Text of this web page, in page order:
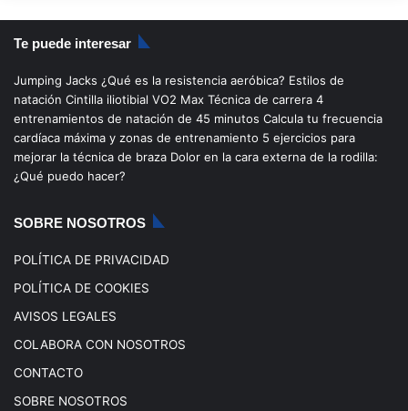
S
c
b
o
u
u
b
s
a
g
k
o
k
Te puede interesar
Jumping Jacks ¿Qué es la resistencia aeróbica? Estilos de
natación Cintilla iliotibial VO2 Max Técnica de carrera 4
entrenamientos de natación de 45 minutos Calcula tu frecuencia
cardíaca máxima y zonas de entrenamiento 5 ejercicios para
mejorar la técnica de braza Dolor en la cara externa de la rodilla:
¿Qué puedo hacer?
SOBRE NOSOTROS
POLÍTICA DE PRIVACIDAD
POLÍTICA DE COOKIES
AVISOS LEGALES
COLABORA CON NOSOTROS
CONTACTO
SOBRE NOSOTROS